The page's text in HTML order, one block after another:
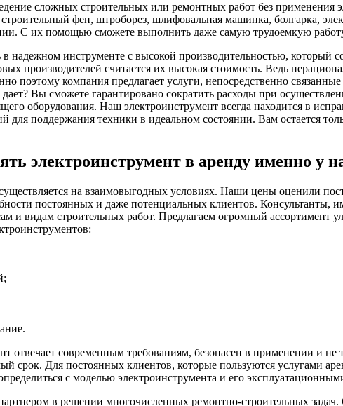
сложных строительных или ремонтных работ без применения
фен, штроборез, шлифовальная машинка, болгарка,
С их помощью сможете выполнить даже самую трудоемкую
в надежном инструменте с высокой производительностью,
производителей считается их высокая стоимость. Ведь
поэтому компания предлагает услуги, непосредственно
Вы сможете гарантировано сократить расходы при
оборудования. Наш электроинструмент всегда находится в
поддержания техники в идеальном состоянии. Вам остается
электроинструмент в аренду именно у
на взаимовыгодных условиях. Наши цены оценили
постоянных и даже потенциальных клиентов.
и видам строительных работ. Предлагаем огромный ассортимент
отвечает современным требованиям, безопасен в применении и
срок. Для постоянных клиентов, которые пользуются услугами
с моделью электроинструмента и его
в решении многочисленных ремонтно-строительных